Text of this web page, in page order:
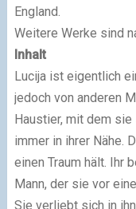
England.
Weitere Werke sind
Inhalt
Lucija ist eigentlich
jedoch von anderen
Haustier, mit dem sie
immer in ihrer Nähe.
einen Traum hält. Ihr
Mann, der sie vor
Sie verliebt sich in